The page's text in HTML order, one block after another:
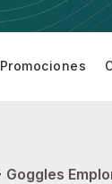
Promociones
Goggles